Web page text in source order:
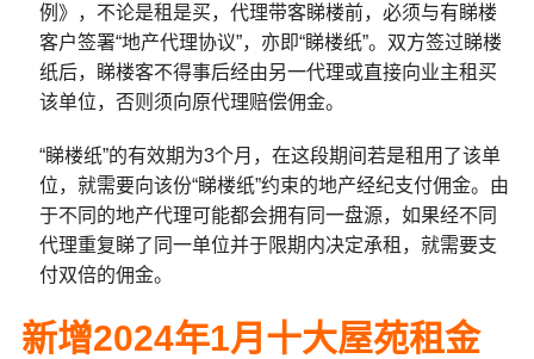
例》，不论是租是买，代理带客睇楼前，必须与有睇楼
客户签署“地产代理协议”，亦即“睇楼纸”。双方签过睇楼
纸后，睇楼客不得事后经由另一代理或直接向业主租买
该单位，否则须向原代理赔偿佣金。
“睇楼纸”的有效期为3个月，在这段期间若是租用了该单
位，就需要向该份“睇楼纸”约束的地产经纪支付佣金。由
于不同的地产代理可能都会拥有同一盘源，如果经不同
代理重复睇了同一单位并于限期内决定承租，就需要支
付双倍的佣金。
新增2024年1月十大屋苑租金